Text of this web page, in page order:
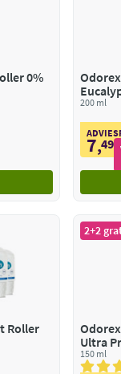
0%
200 ml
7,49
Roller
2+2
Ultra
150 ml